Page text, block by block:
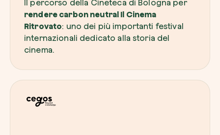
Il percorso della Cineteca di Bologna per
rendere carbon neutral Il Cinema
Ritrovato: uno dei più importanti festival
internazionali dedicato alla storia del
cinema.